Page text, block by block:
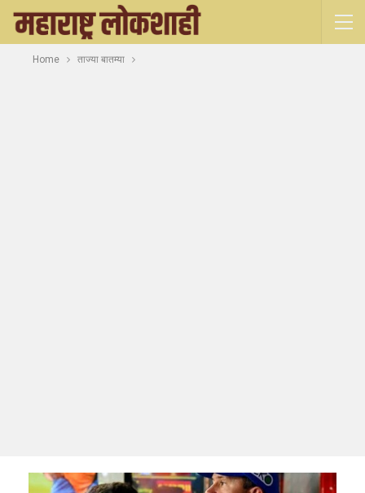
Home ताज्या बातम्या